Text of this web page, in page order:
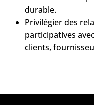
durable.
Privilégier des
participatives
clients,